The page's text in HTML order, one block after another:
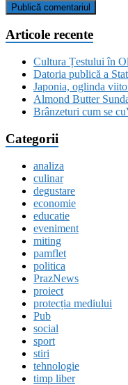
Articole recente
Cultura Țestului în
Datoria publică a
Japonia, oglinda
Almond Butter
Brânzeturi cum se
Categorii
analiza
culinar
degustare
economie
educatie
eveniment
miting
pamflet
politica
PrazNews
proiect
protecția mediului
Pub
social
sport
stiri
tehnologie
timp liber